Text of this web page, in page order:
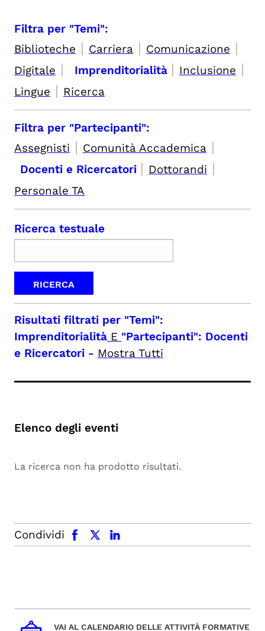
Filtra per "Temi":
Biblioteche | Carriera | Comunicazione |
Digitale | Imprenditorialità | Inclusione |
Lingue | Ricerca
Filtra per "Partecipanti":
Assegnisti | Comunità Accademica |
Docenti e Ricercatori | Dottorandi |
Personale TA
Ricerca testuale
Risultati filtrati per "Temi":
Imprenditorialità E "Partecipanti": Docenti
e Ricercatori - Mostra Tutti
Elenco degli eventi
La ricerca non ha prodotto risultati.
Condividi
facebook x.com linkedin
VAI AL CALENDARIO DELLE ATTIVITÀ FORMATIVE